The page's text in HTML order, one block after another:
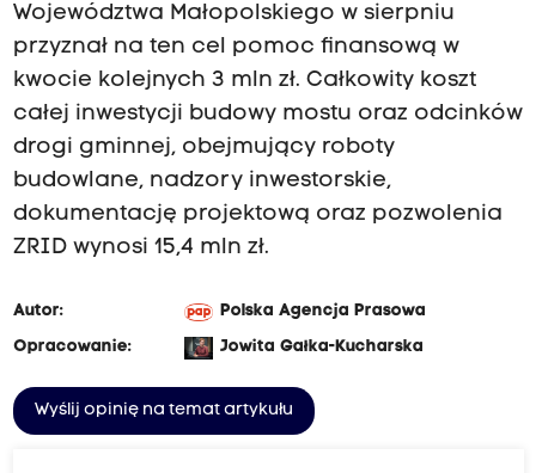
Województwa Małopolskiego w sierpniu
przyznał na ten cel pomoc finansową w
kwocie kolejnych 3 mln zł. Całkowity koszt
całej inwestycji budowy mostu oraz odcinków
drogi gminnej, obejmujący roboty
budowlane, nadzory inwestorskie,
dokumentację projektową oraz pozwolenia
ZRID wynosi 15,4 mln zł.
Autor:
Polska Agencja Prasowa
Opracowanie:
Jowita Gałka-Kucharska
Wyślij opinię na temat artykułu